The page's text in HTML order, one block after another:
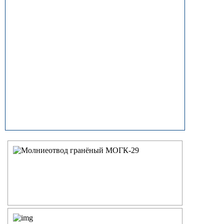
НПК Опоры освещения несиловые